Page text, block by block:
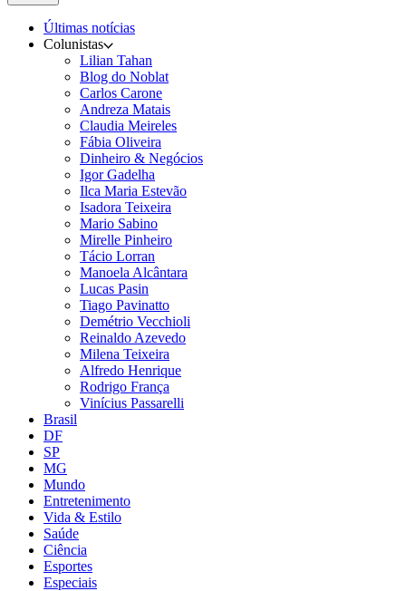
Últimas notícias
Colunistas
Lilian Tahan
Blog do Noblat
Carlos Carone
Andreza Matais
Claudia Meireles
Fábia Oliveira
Dinheiro & Negócios
Igor Gadelha
Ilca Maria Estevão
Isadora Teixeira
Mario Sabino
Mirelle Pinheiro
Tácio Lorran
Manoela Alcântara
Lucas Pasin
Tiago Pavinatto
Demétrio Vecchioli
Reinaldo Azevedo
Milena Teixeira
Alfredo Henrique
Rodrigo França
Vinícius Passarelli
Brasil
DF
SP
MG
Mundo
Entretenimento
Vida & Estilo
Saúde
Ciência
Esportes
Especiais